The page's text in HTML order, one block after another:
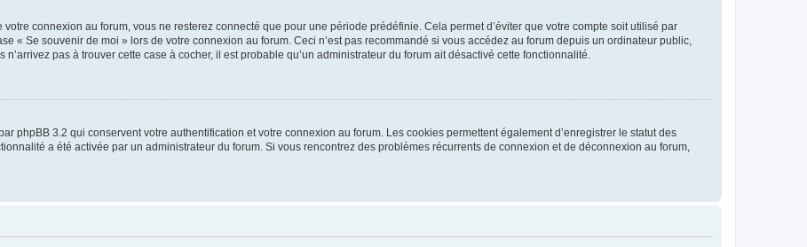
connexion au forum, vous ne resterez connecté que pour une période prédéfinie. Cela permet d’éviter que votre compte soit utilisé par
« Se souvenir de moi » lors de votre connexion au forum. Ceci n’est pas recommandé si vous accédez au forum depuis un ordinateur public,
pas à trouver cette case à cocher, il est probable qu’un administrateur du forum ait désactivé cette fonctionnalité.
phpBB 3.2 qui conservent votre authentification et votre connexion au forum. Les cookies permettent également d’enregistrer le statut des
a été activée par un administrateur du forum. Si vous rencontrez des problèmes récurrents de connexion et de déconnexion au forum,